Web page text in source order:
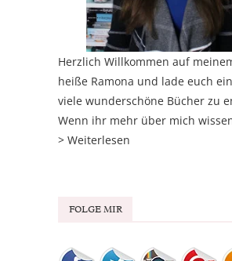
Herzlich Willkommen auf
heiße Ramona und lade euch
viele wunderschöne Bücher zu
Wenn ihr mehr über mich
> Weiterlesen
FOLGE MIR